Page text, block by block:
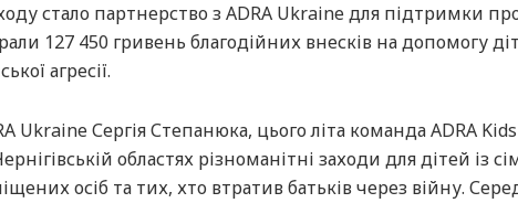
стало партнерство з ADRA Ukraine для підтримки
127 450 гривень благодійних внесків на допомогу
агресії.
Ukraine Сергія Степанюка, цього літа команда ADRA Kids
областях різноманітні заходи для дітей із
осіб та тих, хто втратив батьків через війну.